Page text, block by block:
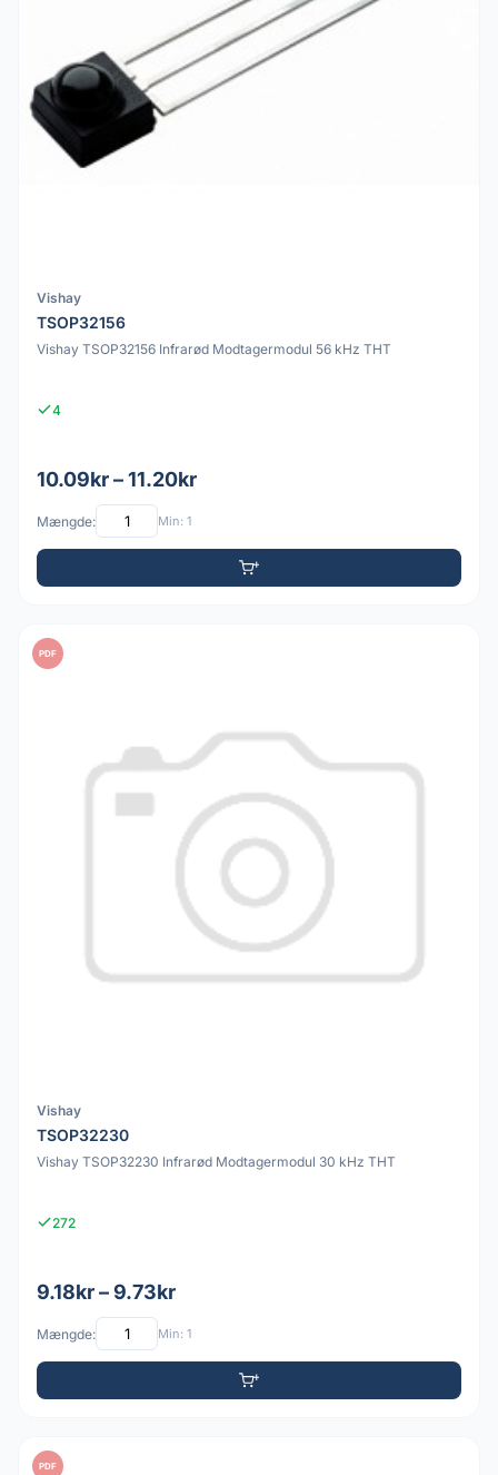
Vishay
TSOP32156
Vishay TSOP32156 Infrarød Modtagermodul 56 kHz THT
4
10.09kr – 11.20kr
Mængde: Min: 1
PDF
Vishay
TSOP32230
Vishay TSOP32230 Infrarød Modtagermodul 30 kHz THT
272
9.18kr – 9.73kr
Mængde: Min: 1
PDF